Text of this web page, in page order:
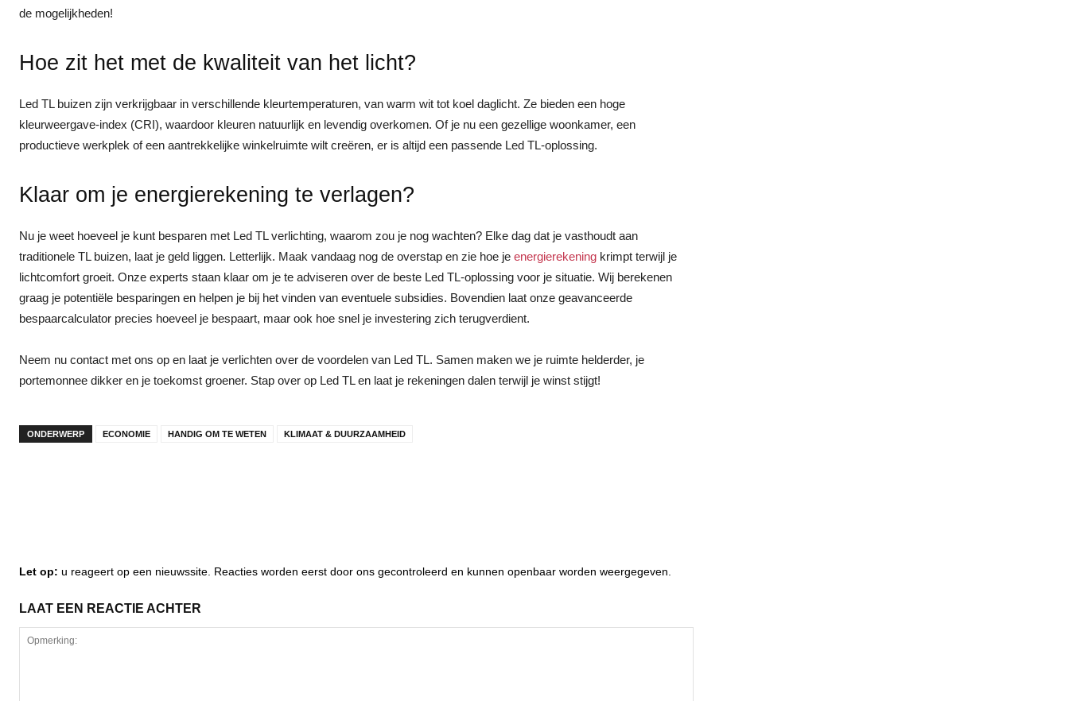
de mogelijkheden!
Hoe zit het met de kwaliteit van het licht?
Led TL buizen zijn verkrijgbaar in verschillende kleurtemperaturen, van warm wit tot koel daglicht. Ze bieden een hoge
kleurweergave-index (CRI), waardoor kleuren natuurlijk en levendig overkomen. Of je nu een gezellige woonkamer, een
productieve werkplek of een aantrekkelijke winkelruimte wilt creëren, er is altijd een passende Led TL-oplossing.
Klaar om je energierekening te verlagen?
Nu je weet hoeveel je kunt besparen met Led TL verlichting, waarom zou je nog wachten? Elke dag dat je vasthoudt aan
traditionele TL buizen, laat je geld liggen. Letterlijk. Maak vandaag nog de overstap en zie hoe je energierekening krimpt terwijl je
lichtcomfort groeit. Onze experts staan klaar om je te adviseren over de beste Led TL-oplossing voor je situatie. Wij berekenen
graag je potentiële besparingen en helpen je bij het vinden van eventuele subsidies. Bovendien laat onze geavanceerde
bespaarcalculator precies hoeveel je bespaart, maar ook hoe snel je investering zich terugverdient.
Neem nu contact met ons op en laat je verlichten over de voordelen van Led TL. Samen maken we je ruimte helderder, je
portemonnee dikker en je toekomst groener. Stap over op Led TL en laat je rekeningen dalen terwijl je winst stijgt!
ONDERWERP ECONOMIE HANDIG OM TE WETEN KLIMAAT & DUURZAAMHEID
Let op: u reageert op een nieuwssite. Reacties worden eerst door ons gecontroleerd en kunnen openbaar worden weergegeven.
LAAT EEN REACTIE ACHTER